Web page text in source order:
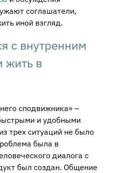
соглашатели,
иной взгляд.
с внутренним
жить в
сподвижника» –
и удобными
трех ситуаций не было
была в
диалога с
был создан. Общение